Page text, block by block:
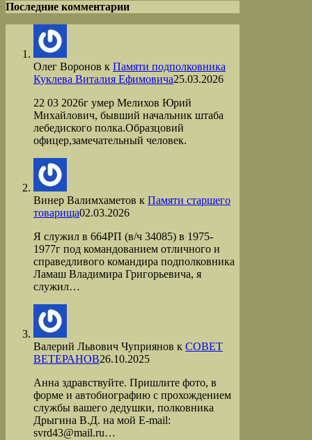
Последние комментарии
Олег Воронов к Памяти подполковника
Куклева Виталия Ефимовича25.03.2026
22 03 2026г умер Мелихов Юрий
Михайлович, бывший начальник штаба
лебедиского полка.Образцовий
офицер,замечательный человек.
Винер Валимхаметов к Памяти старшего
товарища02.03.2026
Я служил в 664РП (в/ч 34085) в 1975-
1977г под командованием отличного и
справедливого командира подполковника
Ламаш Владимира Григорьевича, я
служил…
Валерий Львович Чуприянов к СОВЕТ
ВЕТЕРАНОВ26.10.2025
Анна здравствуйте. Пришлите фото, в
форме и автобиографию с прохождением
службы вашего дедушки, полковника
Дрыгина В.Д. на мой Е-mail:
svrd43@mail.ru…